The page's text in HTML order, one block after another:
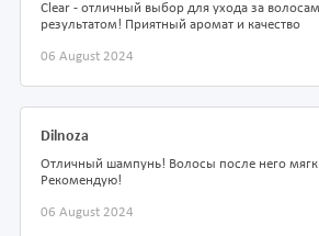
Clear - отличный выбор для ухода за
результатом! Приятный аромат и качество
06 August 2024
Dilnoza
Отличный шампунь! Волосы после него
Рекомендую!
06 August 2024